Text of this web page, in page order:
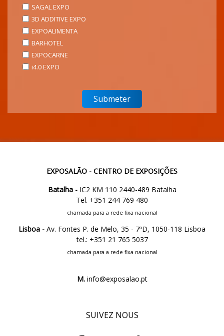
SAGAL EXPO
3D ADDITIVE EXPO
EXPOALIMENTA
BARHOTEL
EXPOCARNE
i4.0 EXPO
EXPOSALÃO - CENTRO DE EXPOSIÇÕES
Batalha -IC2 KM 110 2440-489 Batalha
Tel. +351 244 769 480
chamada para a rede fixa nacional
Lisboa - Av. Fontes P. de Melo, 35 - 7ºD, 1050-118 Lisboa
tel.: +351 21 765 5037
chamada para a rede fixa nacional
M.info@exposalao.pt
SUIVEZ NOUS